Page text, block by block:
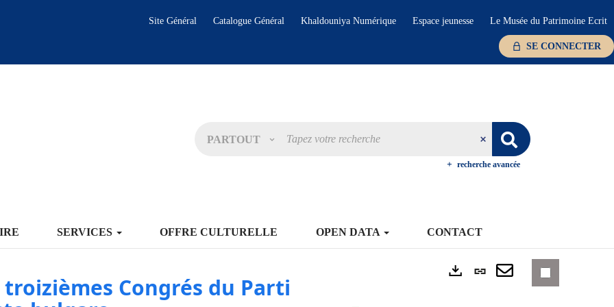
Site Général Catalogue Général Khaldouniya Numérique Espace jeunesse Le Musée du Patrimoine Ecrit
SE CONNECTER
PARTOUT
recherche avancée
SERVICES OFFRE CULTURELLE OPEN DATA CONTACT
troizièmes Congrés du Parti
Lien